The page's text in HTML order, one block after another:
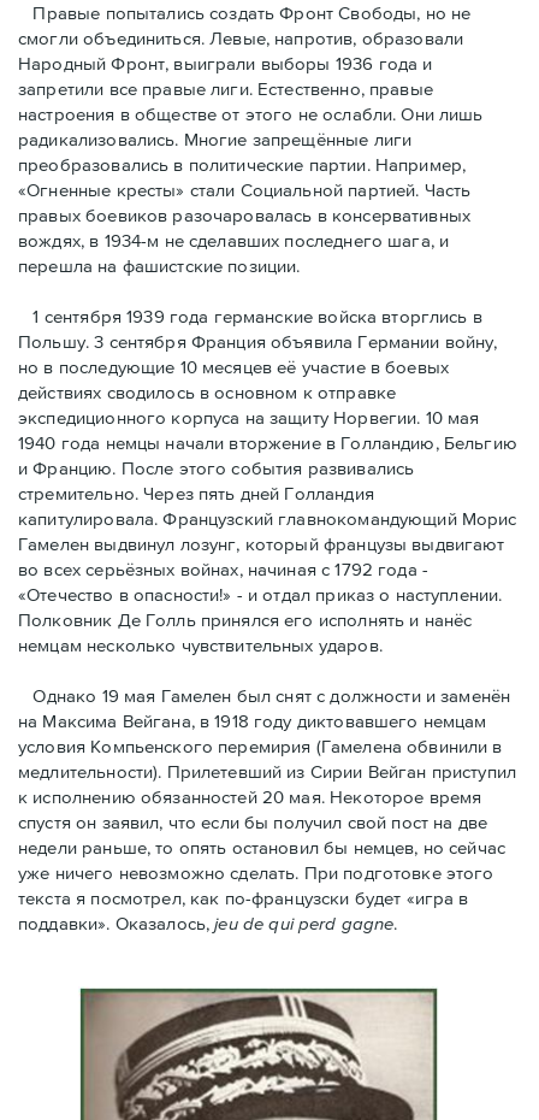
Правые пoпытались создать Фронт Свободы, но не
смогли объединиться. Левые, напротив, образовали
Народный Фронт, выиграли выборы 1936 года и
запретили все правые лиги. Естественно, правые
настроения в обществе от этого не ослабли. Они лишь
радикализовались. Многие запрещённые лиги
преобразовались в политические партии. Например,
«Огненные кресты» стали Социальной партией. Часть
правых боевиков разочаровалась в консервативных
вождях, в 1934-м не сделавших последнего шага, и
перешла на фашистские позиции.
1 сентября 1939 года германские войска вторглись в
Польшу. 3 сентября Франция объявила Германии войну,
но в последующие 10 месяцев её участие в боевых
действиях сводилось в основном к отправке
экспедиционного корпуса на защиту Норвегии. 10 мая
1940 года немцы начали вторжение в Голландию, Бельгию
и Францию. После этого события развивались
стремительно. Через пять дней Голландия
капитулировала. Французский главнокомандующий Морис
Гамелен выдвинул лозунг, который французы выдвигают
во всех серьёзных войнах, начиная с 1792 года -
«Отечество в опасности!» - и отдал приказ о наступлении.
Полковник Дe Голль принялся его исполнять и нанёс
немцам несколько чувствительных ударов.
Однако 19 мая Гамелен был снят с должности и заменён
на Максима Вейгана, в 1918 году диктовавшего немцам
условия Компьенского перемирия (Гамелена обвинили в
медлительности). Прилетевший из Сирии Вейган приступил
к исполнению обязанностей 20 мая. Hекоторое время
спустя oн заявил, что если бы получил свой пост на две
недели раньше, то опять остановил бы немцев, но сейчас
уже ничего невозможно сделать. При подготовке этого
текста я посмотрел, как по-французски будет «игра в
поддавки». Оказалось,jeu de qui perd gagne.